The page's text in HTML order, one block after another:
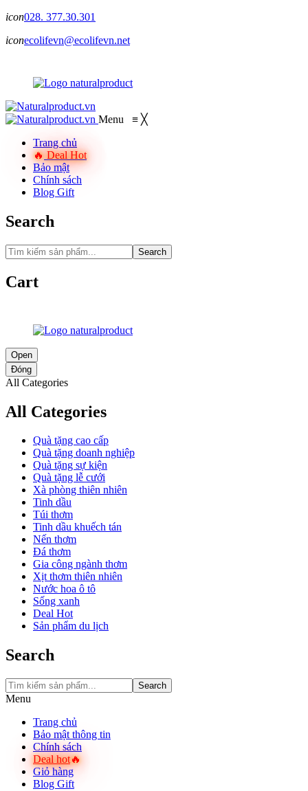
icon028. 377.30.301
iconecolifevn@ecolifevn.net
Menu ≡ ╳
Trang chủ
Deal Hot
Bảo mật
Chính sách
Blog Gift
Search
Search
Cart
Open
Đóng
All Categories
All Categories
Quà tặng cao cấp
Quà tặng doanh nghiệp
Quà tặng sự kiện
Quà tặng lễ cưới
Xà phòng thiên nhiên
Tinh dầu
Túi thơm
Tinh dầu khuếch tán
Nến thơm
Đá thơm
Gia công ngành thơm
Xịt thơm thiên nhiên
Nước hoa ô tô
Sống xanh
Deal Hot
Sản phẩm du lịch
Search
Search
Menu
Trang chủ
Bảo mật thông tin
Chính sách
Deal hot
Giỏ hàng
Blog Gift